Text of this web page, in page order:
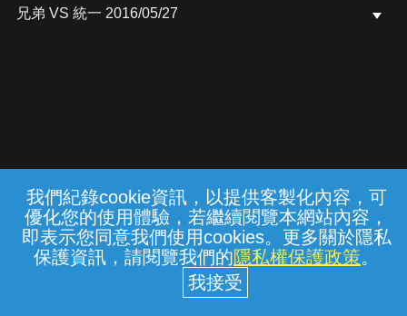
我們紀錄cookie資訊，以提供客製化內容，可
優化您的使用體驗，若繼續閱覽本網站內容，
即表示您同意我們使用cookies。更多關於隱私
保護資訊，請閱覽我們的隱私權保護政策。
兄弟 VS 統一 2016/05/27
常見問題 線上客服 服務條款 隱私權保護
中華電信股份有限公司個人家庭分公司
(統一編號：96979949) © 2026
{{notifyMsg}}